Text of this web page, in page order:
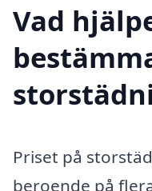
Vad
Priset på
beroende på